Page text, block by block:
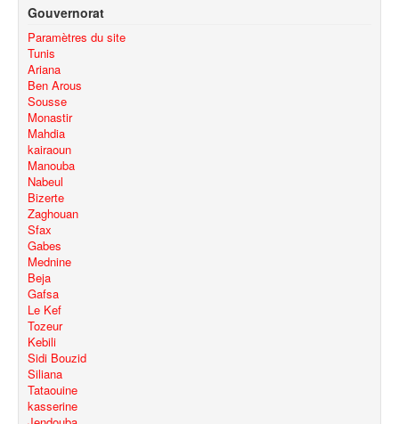
Gouvernorat
Paramètres du site
Tunis
Ariana
Ben Arous
Sousse
Monastir
Mahdia
kairaoun
Manouba
Nabeul
Bizerte
Zaghouan
Sfax
Gabes
Mednine
Beja
Gafsa
Le Kef
Tozeur
Kebili
Sidi Bouzid
Siliana
Tataouine
kasserine